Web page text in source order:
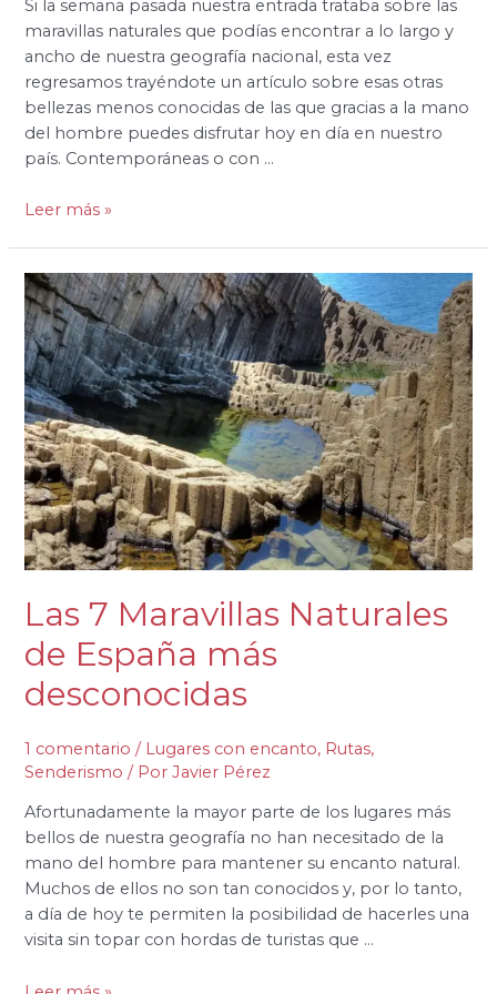
Si la semana pasada nuestra entrada trataba sobre las
maravillas naturales que podías encontrar a lo largo y
ancho de nuestra geografía nacional, esta vez
regresamos trayéndote un artículo sobre esas otras
bellezas menos conocidas de las que gracias a la mano
del hombre puedes disfrutar hoy en día en nuestro
país. Contemporáneas o con …
Leer más »
Las 7 Maravillas Naturales
de España más
desconocidas
1 comentario / Lugares con encanto, Rutas,
Senderismo / PorJavier Pérez
Afortunadamente la mayor parte de los lugares más
bellos de nuestra geografía no han necesitado de la
mano del hombre para mantener su encanto natural.
Muchos de ellos no son tan conocidos y, por lo tanto,
a día de hoy te permiten la posibilidad de hacerles una
visita sin topar con hordas de turistas que …
Las
7
Maravillas
Naturales
de
España
más
desconocidas